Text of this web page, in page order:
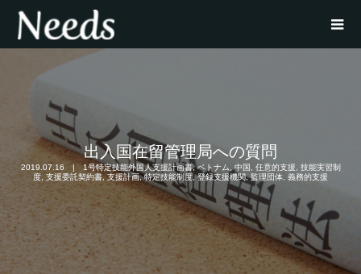
出入国在留管理局への質問
2019.07.16 1号特定技能外国人支援計画書,ベトナム 中国 任意的支援
技能実習制
度, 支援委託契約書, 支援計画,特定技能制度,登録支援機関,監理団体 義務的支援